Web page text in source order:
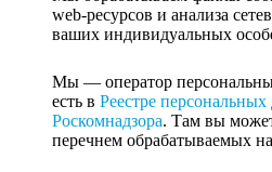
web-ресурсов и анализа
ваших индивидуальных
Мы — оператор
есть в Реестре
Роскомнадзора. Там вы
перечнем обрабатываемых